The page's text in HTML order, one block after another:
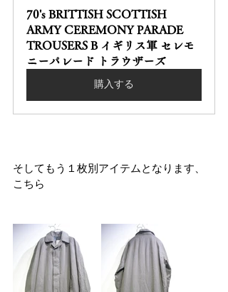
70's BRITTISH SCOTTISH
ARMY CEREMONY PARADE
TROUSERS B イギリス軍 セレモ
ニーパレード トラウザーズ
購入する
そしてもう１枚別アイテムとなります、
こちら